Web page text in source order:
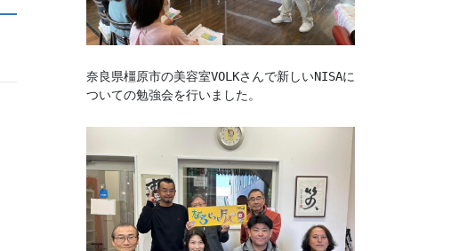
奈良県橿原市の美容室VOLKさんで新しいNISAに
ついての勉強会を行いました。